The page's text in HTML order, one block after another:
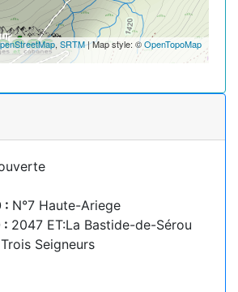
, SRTM| Map style: ©OpenTopoMap
: N°7 Haute-Ariege
: 2047 ET:La Bastide-de-Sérou
Seigneurs